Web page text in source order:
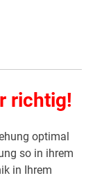
richtig!
optimal
so in ihrem
in Ihrem